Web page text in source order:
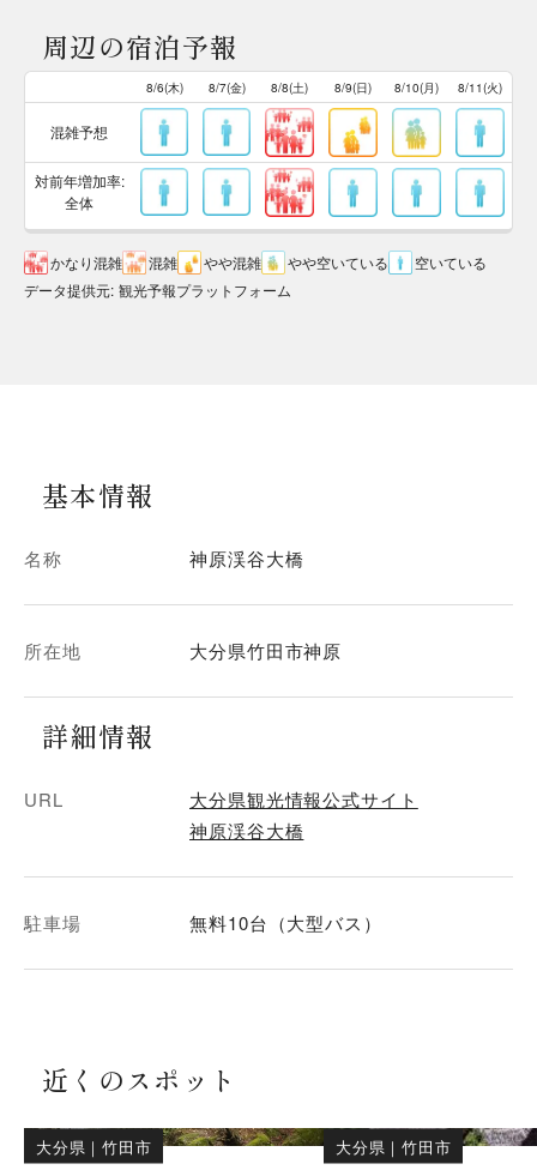
周辺の宿泊予報
8/6(木) 8/7(金) 8/8(土) 8/9(日) 8/10(月) 8/11(火)
混雑予想
対前年増加率:
全体
かなり混雑 混雑 やや混雑 やや空いている
空いている
データ提供元: 観光予報プラットフォーム
基本情報
名称 神原渓谷大橋
所在地 大分県竹田市神原
詳細情報
URL
大分県観光情報公式サイト
神原渓谷大橋
駐車場 無料10台（大型バス）
近くのスポット
大分県 ｜竹田市
大分県 ｜竹田市